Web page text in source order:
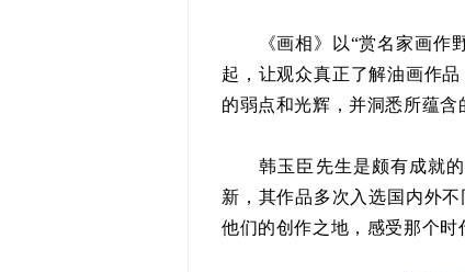
《画相》以“赏名家画作野
起，让观众真正了解油画作
的弱点和光辉，并洞悉所蕴含
韩玉臣先生是颇有成就的
新，其作品多次入选国内外
他们的创作之地，感受那个时